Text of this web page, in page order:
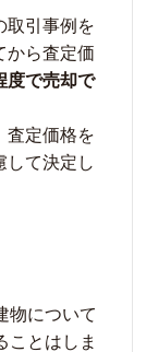
取引事例を
から査定価
度で売却で
査定価格を
して決定し
物について
ことはしま